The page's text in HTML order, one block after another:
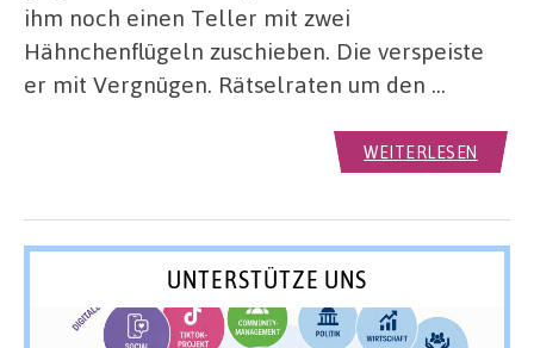
ihm noch einen Teller mit zwei
Hähnchenflügeln zuschieben. Die verspeiste
er mit Vergnügen. Rätselraten um den …
WEITERLESEN
UNTERSTÜTZE UNS